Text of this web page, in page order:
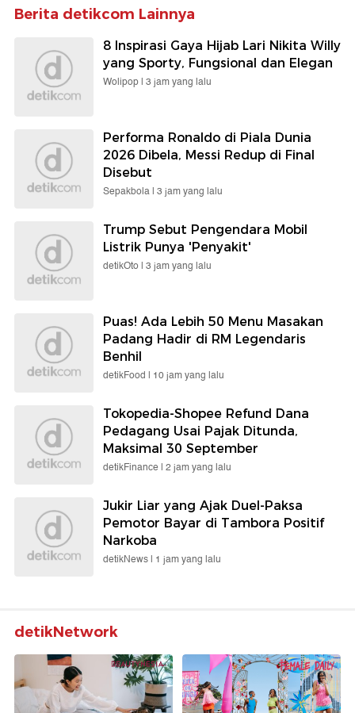
Berita detikcom Lainnya
8 Inspirasi Gaya Hijab Lari Nikita Willy
yang Sporty, Fungsional dan Elegan
Wolipop | 3 jam yang lalu
Performa Ronaldo di Piala Dunia
2026 Dibela, Messi Redup di Final
Disebut
Sepakbola | 3 jam yang lalu
Trump Sebut Pengendara Mobil
Listrik Punya 'Penyakit'
detikOto | 3 jam yang lalu
Puas! Ada Lebih 50 Menu Masakan
Padang Hadir di RM Legendaris
Benhil
detikFood | 10 jam yang lalu
Tokopedia-Shopee Refund Dana
Pedagang Usai Pajak Ditunda,
Maksimal 30 September
detikFinance | 2 jam yang lalu
Jukir Liar yang Ajak Duel-Paksa
Pemotor Bayar di Tambora Positif
Narkoba
detikNews | 1 jam yang lalu
detikNetwork